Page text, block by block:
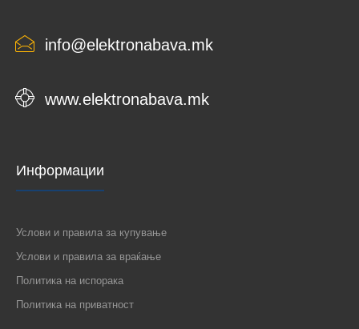
info@elektronabava.mk
www.elektronabava.mk
Информации
Услови и правила за купување
Услови и правила за враќање
Политика на испорака
Политика на приватност